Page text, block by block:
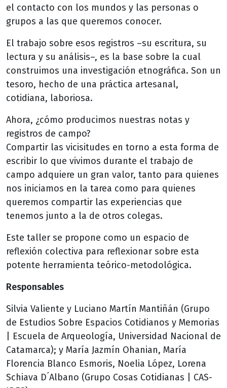
el contacto con los mundos y las personas o
grupos a las que queremos conocer.
El trabajo sobre esos registros –su escritura, su
lectura y su análisis–, es la base sobre la cual
construimos una investigación etnográfica. Son un
tesoro, hecho de una práctica artesanal,
cotidiana, laboriosa.
Ahora, ¿cómo producimos nuestras notas y
registros de campo?
Compartir las vicisitudes en torno a esta forma de
escribir lo que vivimos durante el trabajo de
campo adquiere un gran valor, tanto para quienes
nos iniciamos en la tarea como para quienes
queremos compartir las experiencias que
tenemos junto a la de otros colegas.
Este taller se propone como un espacio de
reflexión colectiva para reflexionar sobre esta
potente herramienta teórico-metodológica.
Responsables
Silvia Valiente y Luciano Martín Mantiñán (Grupo
de Estudios Sobre Espacios Cotidianos y Memorias
| Escuela de Arqueología, Universidad Nacional de
Catamarca); y María Jazmín Ohanian, María
Florencia Blanco Esmoris, Noelia López, Lorena
Schiava D´Albano (Grupo Cosas Cotidianas | CAS-